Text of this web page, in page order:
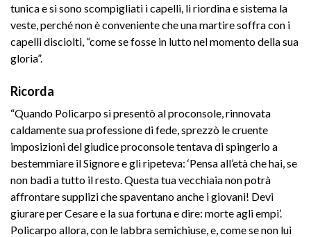
tunica e si sono scompigliati i capelli, li riordina e sistema la
veste, perché non è conveniente che una martire soffra con i
capelli disciolti, “come se fosse in lutto nel momento della sua
gloria”.
Ricorda
“Quando Policarpo si presentò al proconsole, rinnovata
caldamente sua professione di fede, sprezzò le cruente
imposizioni del giudice proconsole tentava di spingerlo a
bestemmiare il Signore e gli ripeteva: ‘Pensa all’età che hai, se
non badi a tutto il resto. Questa tua vecchiaia non potrà
affrontare supplizi che spaventano anche i giovani! Devi
giurare per Cesare e la sua fortuna e dire: morte agli empi’.
Policarpo allora, con le labbra semichiuse, e, come se non lui